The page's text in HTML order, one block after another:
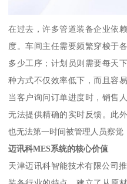
在过去，许多管道装备企业依
度。车间主任需要频繁穿梭于
多少工序；计划员则需要每天
种方式不仅效率低下，而且容
当客户询问订单进度时，销售
无法提供精确的实时反馈。此
也无法第一时间被管理人员察觉
迈讯科MES系统的核心价值
天津迈讯科智能技术有限公司